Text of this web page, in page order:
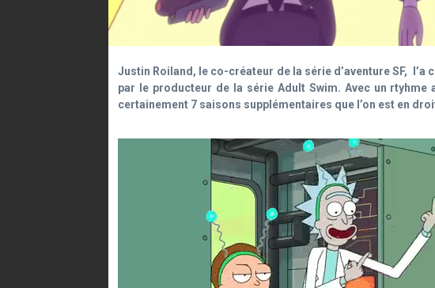
Justin Roiland, le co-créateur de la série d’aventure SF,
par le producteur de la série Adult Swim. Avec un
certainement 7 saisons supplémentaires que l’on est en